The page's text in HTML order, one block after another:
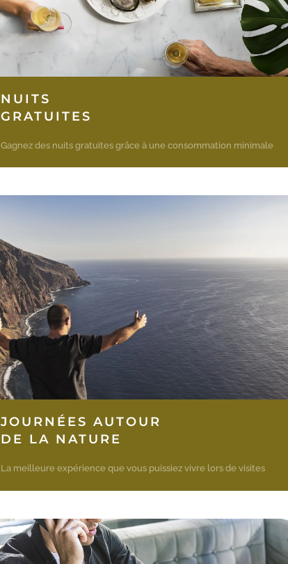
NUITS
GRATUITES
Gagnez des nuits gratuites grâce à une consommation minimale
JOURNÉES AUTOUR
DE LA NATURE
La meilleure expérience que vous puissiez vivre lors de visites